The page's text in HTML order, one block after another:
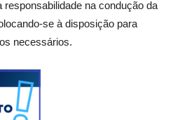
responsabilidade na condução da
se à disposição para
necessários.